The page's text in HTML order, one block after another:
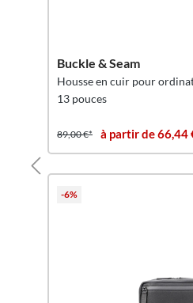
Buckle & Seam
Housse en cuir pour
13 pouces
89,00 €* à partir de 66,44
-6%